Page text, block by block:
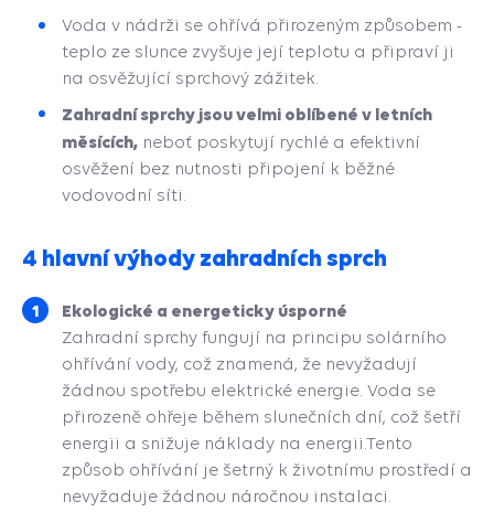
Voda v nádrži se ohřívá přirozeným způsobem -
teplo ze slunce zvyšuje její teplotu a připraví ji
na osvěžující sprchový zážitek.
Zahradní sprchy jsou velmi oblíbené v letních
měsících, neboť poskytují rychlé a efektivní
osvěžení bez nutnosti připojení k běžné
vodovodní síti.
4 hlavní výhody zahradních sprch
Ekologické a energeticky úsporné
Zahradní sprchy fungují na principu solárního
ohřívání vody, což znamená, že nevyžadují
žádnou spotřebu elektrické energie. Voda se
přirozeně ohřeje během slunečních dní, což šetří
energii a snižuje náklady na energii. Tento
způsob ohřívání je šetrný k životnímu prostředí a
nevyžaduje žádnou náročnou instalaci.